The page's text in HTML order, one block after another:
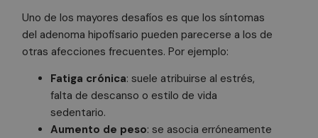
Uno de los mayores desafíos es que los síntomas
del adenoma hipofisario pueden parecerse a los de
otras afecciones frecuentes. Por ejemplo:
Fatiga crónica: suele atribuirse al estrés,
falta de descanso o estilo de vida
sedentario.
Aumento de peso: se asocia erróneamente